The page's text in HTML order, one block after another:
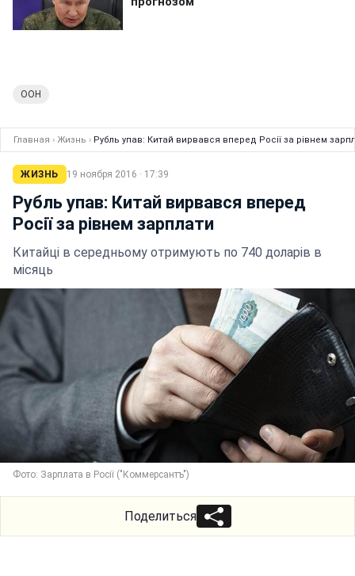
ООН
Главная › Жизнь › Рубль упав: Китай вирвався вперед Росії за рівнем
ЖИЗНЬ 19 ноября 2016 · 17:39
Рубль упав: Китай вирвався вперед
Росії за рівнем зарплати
Китайці в середньому отримують по 740 доларів в
місяць
Фото: Зарплата в Росії ("Коммерсантъ")
Поделиться